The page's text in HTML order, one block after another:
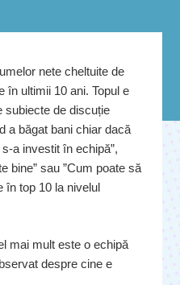
nete cheltuite de
în ultimii 10 ani. Topul e
subiecte de discuție
a băgat bani chiar dacă
a investit în echipă”,
bine” sau ”Cum poate să
în top 10 la nivelul
mai mult este o echipă
despre cine e